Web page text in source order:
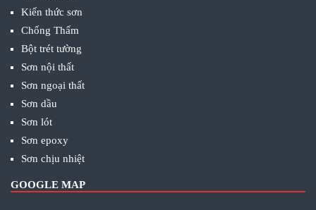
Kiến thức sơn
Chống Thấm
Bột trét tường
Sơn nội thất
Sơn ngoại thất
Sơn dầu
Sơn lót
Sơn epoxy
Sơn chịu nhiệt
GOOGLE MAP